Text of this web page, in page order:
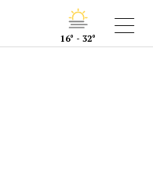
16° - 32°